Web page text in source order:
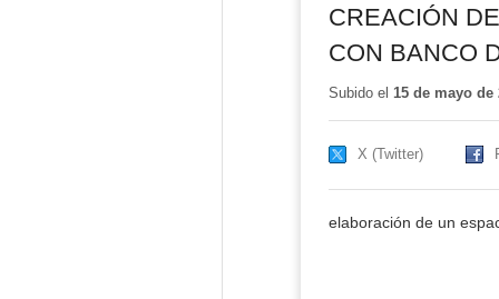
CREACIÓN
CON BANCO
Subido el 15 de mayo de
X (Twitter)
elaboración de un